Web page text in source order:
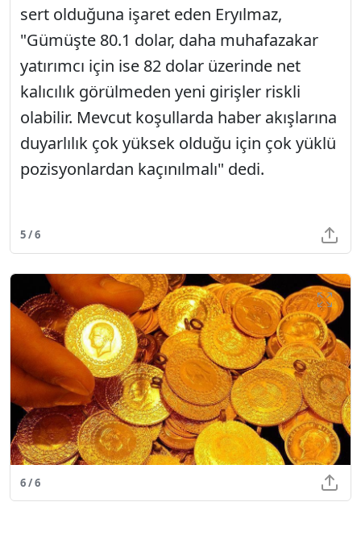
sert olduğuna işaret eden Eryılmaz,
"Gümüşte 80.1 dolar, daha muhafazakar
yatırımcı için ise 82 dolar üzerinde net
kalıcılık görülmeden yeni girişler riskli
olabilir. Mevcut koşullarda haber akışlarına
duyarlılık çok yüksek olduğu için çok yüklü
pozisyonlardan kaçınılmalı" dedi.
5 / 6
6 / 6